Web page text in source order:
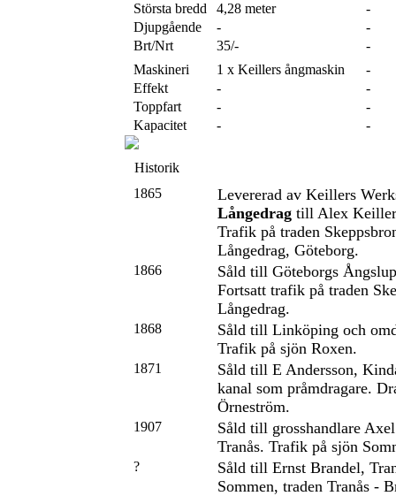
Största bredd
4,28 meter
-
Djupgående
-
-
Brt/Nrt
35/-
-
Maskineri
1 x Keillers ångmaskin
-
Effekt
-
-
Toppfart
-
-
Kapacitet
- -
Historik
1865
Levererad av Keillers
Långedrag till Alex
Trafik på traden
Långedrag, Göteborg.
1866
Såld till Göteborgs
Fortsatt trafik på traden
Långedrag.
1868
Såld till Linköping och
Trafik på sjön Roxen.
1871
Såld till E Andersson,
kanal som pråmdragare.
Örneström.
1907
Såld till grosshandlare
Tranås. Trafik på sjön
?
Såld till Ernst Brandel,
Sommen, traden Tranås -